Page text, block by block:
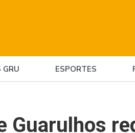
GRU ESPORTES
Guarulhos